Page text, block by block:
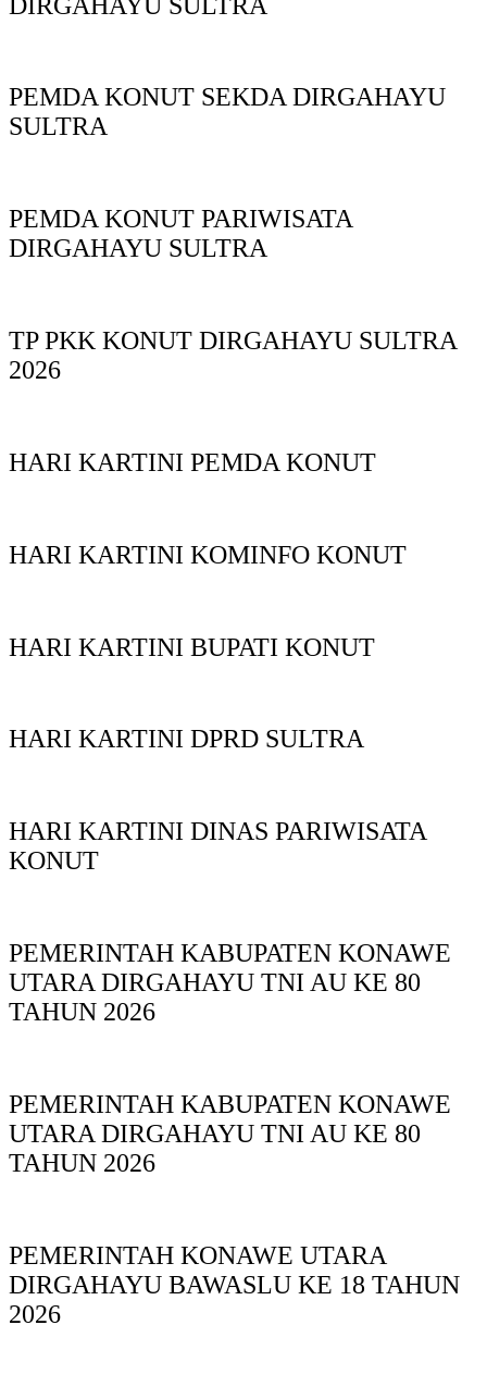
PEMDA KONUT SEKDA DIRGAHAYU
SULTRA
PEMDA KONUT PARIWISATA
DIRGAHAYU SULTRA
TP PKK KONUT DIRGAHAYU SULTRA
2026
HARI KARTINI PEMDA KONUT
HARI KARTINI KOMINFO KONUT
HARI KARTINI BUPATI KONUT
HARI KARTINI DPRD SULTRA
HARI KARTINI DINAS PARIWISATA
KONUT
PEMERINTAH KABUPATEN KONAWE
UTARA DIRGAHAYU TNI AU KE 80
TAHUN 2026
PEMERINTAH KABUPATEN KONAWE
UTARA DIRGAHAYU TNI AU KE 80
TAHUN 2026
PEMERINTAH KONAWE UTARA
DIRGAHAYU BAWASLU KE 18 TAHUN
2026